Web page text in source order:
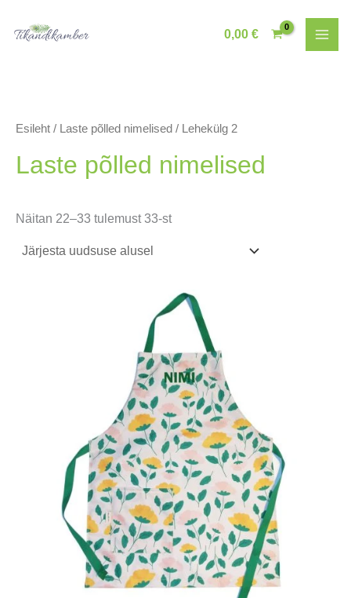
0,00€
Esileht / Laste põlled nimelised / Lehekülg 2
Laste põlled nimelised
Näitan 22–33 tulemust 33-stSorditud